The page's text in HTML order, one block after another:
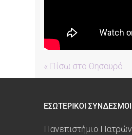
« Πίσω στο Θησαυρό
ΕΣΩΤΕΡΙΚΟΙ ΣΥΝΔΕΣΜΟΙ
Πανεπιστήμιο Πατρών